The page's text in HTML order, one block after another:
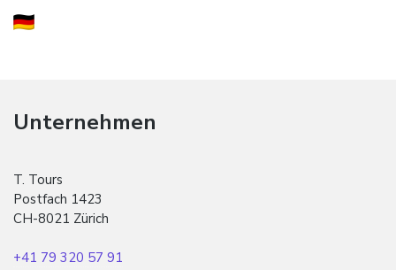
Unternehmen
T. Tours
Postfach 1423
CH-8021 Zürich
+41 79 320 57 91